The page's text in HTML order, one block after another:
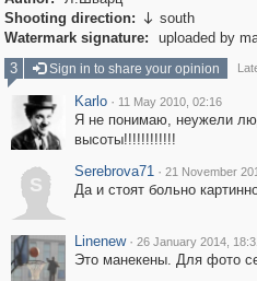
Shooting direction:  south
Watermark signature:
uploaded by
3
Sign in to share your opinion
Karlo · 11 May 2010, 02:16
Я не понимаю, неужели
высоты!!!!!!!!!!!!
S
Serebrova71 · 21 November
Да и стоят больно
Linenew · 26 January 2014,
Это манекены. Для фото